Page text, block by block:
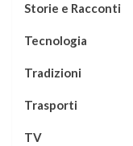
Storie e Racconti
Tecnologia
Tradizioni
Trasporti
TV